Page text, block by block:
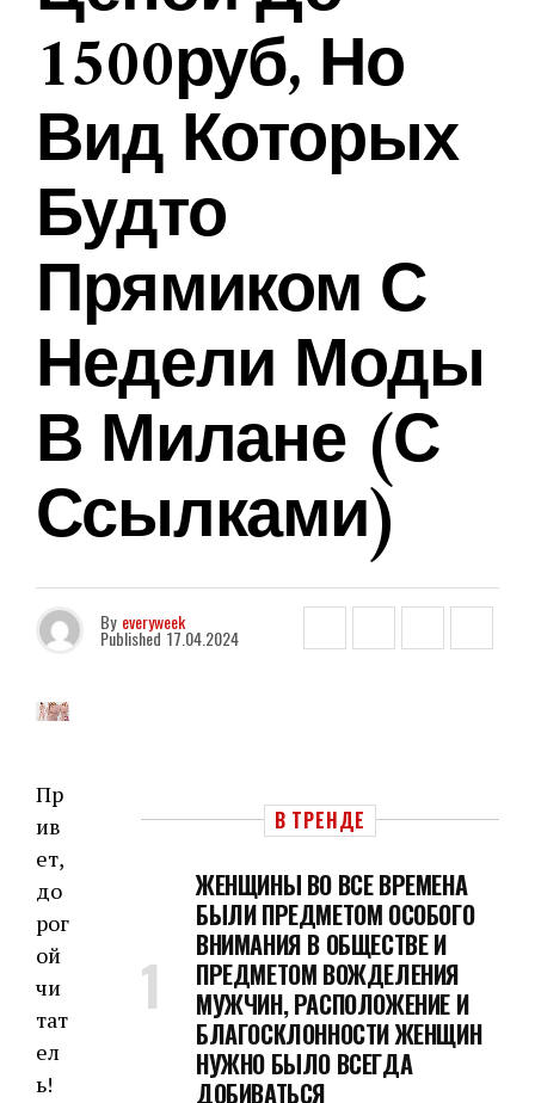
1500руб, Но
Вид Которых
Будто
Прямиком С
Недели Моды
В Милане (с
Ссылками)
By everyweek
Published 17.04.2024
Пр
ив
ет,
до
рог
ой
чи
тат
ел
ь!
В ТРЕНДЕ
ЖЕНЩИНЫ ВО ВСЕ ВРЕМЕНА
БЫЛИ ПРЕДМЕТОМ ОСОБОГО
ВНИМАНИЯ В ОБЩЕСТВЕ И
ПРЕДМЕТОМ ВОЖДЕЛЕНИЯ
МУЖЧИН, РАСПОЛОЖЕНИЕ И
БЛАГОСКЛОННОСТИ ЖЕНЩИН
НУЖНО БЫЛО ВСЕГДА
ДОБИВАТЬСЯ